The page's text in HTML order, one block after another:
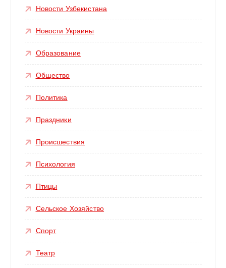
Новости Узбекистана
Новости Украины
Образование
Общество
Политика
Праздники
Происшествия
Психология
Птицы
Сельское Хозяйство
Спорт
Театр